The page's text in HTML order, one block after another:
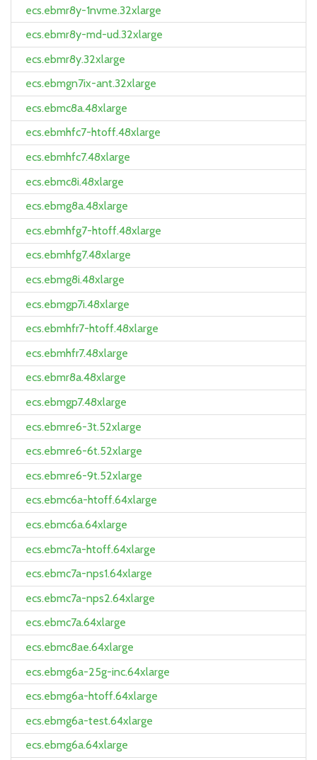
ecs.ebmr8y-1nvme.32xlarge
ecs.ebmr8y-md-ud.32xlarge
ecs.ebmr8y.32xlarge
ecs.ebmgn7ix-ant.32xlarge
ecs.ebmc8a.48xlarge
ecs.ebmhfc7-htoff.48xlarge
ecs.ebmhfc7.48xlarge
ecs.ebmc8i.48xlarge
ecs.ebmg8a.48xlarge
ecs.ebmhfg7-htoff.48xlarge
ecs.ebmhfg7.48xlarge
ecs.ebmg8i.48xlarge
ecs.ebmgp7i.48xlarge
ecs.ebmhfr7-htoff.48xlarge
ecs.ebmhfr7.48xlarge
ecs.ebmr8a.48xlarge
ecs.ebmgp7.48xlarge
ecs.ebmre6-3t.52xlarge
ecs.ebmre6-6t.52xlarge
ecs.ebmre6-9t.52xlarge
ecs.ebmc6a-htoff.64xlarge
ecs.ebmc6a.64xlarge
ecs.ebmc7a-htoff.64xlarge
ecs.ebmc7a-nps1.64xlarge
ecs.ebmc7a-nps2.64xlarge
ecs.ebmc7a.64xlarge
ecs.ebmc8ae.64xlarge
ecs.ebmg6a-25g-inc.64xlarge
ecs.ebmg6a-htoff.64xlarge
ecs.ebmg6a-test.64xlarge
ecs.ebmg6a.64xlarge